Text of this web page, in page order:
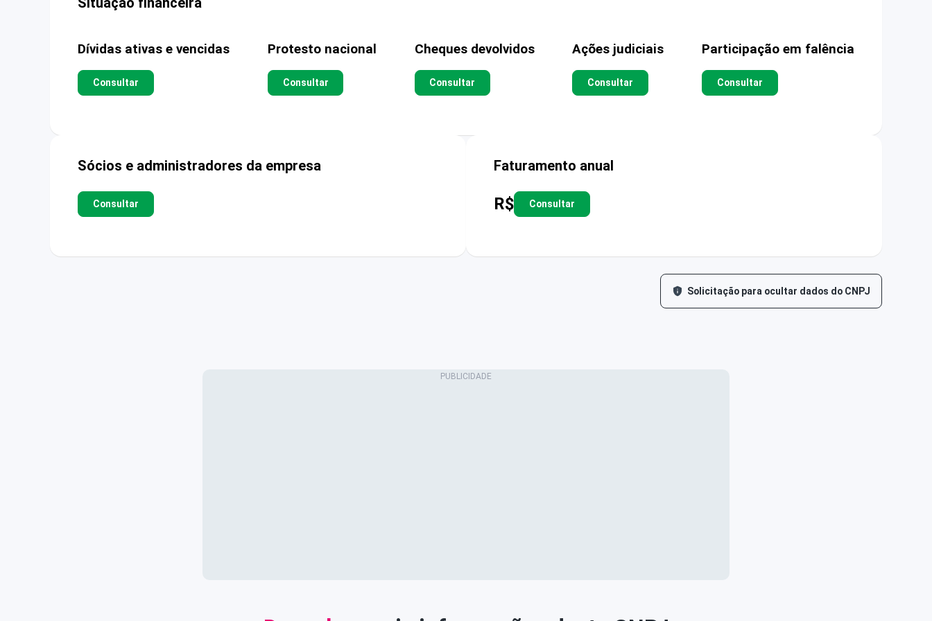
Dívidas ativas e vencidas
Consultar
Protesto nacional
Consultar
Cheques devolvidos
Consultar
Ações judiciais
Consultar
Participação em falência
Consultar
Sócios e administradores da empresa
Consultar
Faturamento anual
R$ Consultar
Solicitação para ocultar dados do CNPJ